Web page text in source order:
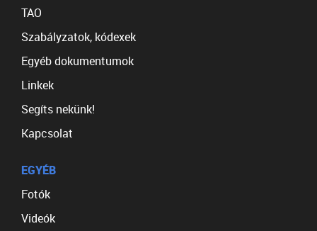
TAO
Szabályzatok, kódexek
Egyéb dokumentumok
Linkek
Segíts nekünk!
Kapcsolat
EGYÉB
Fotók
Videók